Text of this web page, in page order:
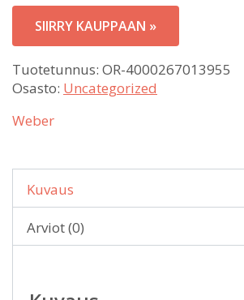
SIIRRY KAUPPAAN »
Tuotetunnus: OR-4000267013955
Osasto: Uncategorized
Weber
Kuvaus
Arviot (0)